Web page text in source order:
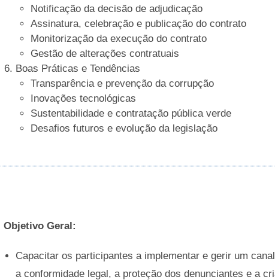
Notificação da decisão de adjudicação
Assinatura, celebração e publicação do contrato
Monitorização da execução do contrato
Gestão de alterações contratuais
Boas Práticas e Tendências
Transparência e prevenção da corrupção
Inovações tecnológicas
Sustentabilidade e contratação pública verde
Desafios futuros e evolução da legislação
Objetivo Geral:
Capacitar os participantes a implementar e gerir um
a conformidade legal, a proteção dos denunciantes e a